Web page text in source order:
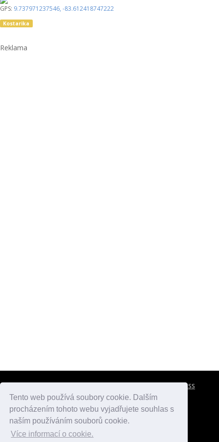
Tento web používá soubory cookie. Dalším
procházením tohoto webu vyjadřujete souhlas s
naším používáním souborů cookie.
Více informací o cookie.
GPS: 9.737971237546, -83.612418747222
Kostarika
Reklama
RSS
atlaspamatek.info